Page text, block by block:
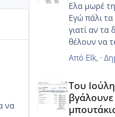
Ελα μωρέ
Εγώ πάλι
γιατί αν τα
θέλουν να
δεν θα
Ωω θα πάτε
🥰 Να τα
μου να
Από Elk, ·
Του